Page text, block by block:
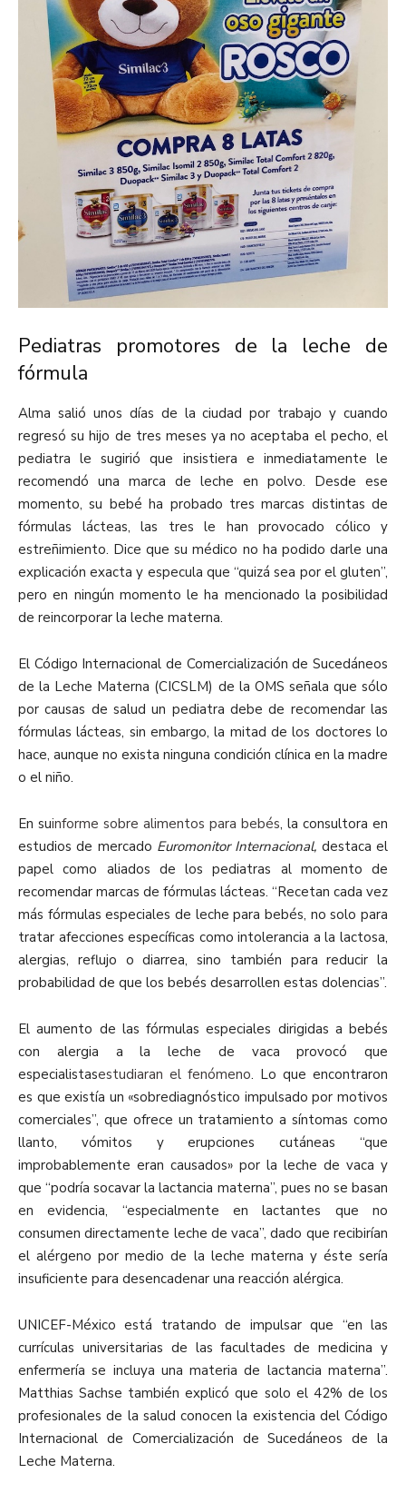
Pediatras promotores de la leche de
fórmula
Alma salió unos días de la ciudad por trabajo y cuando
regresó su hijo de tres meses ya no aceptaba el pecho, el
pediatra le sugirió que insistiera e inmediatamente le
recomendó una marca de leche en polvo. Desde ese
momento, su bebé ha probado tres marcas distintas de
fórmulas lácteas, las tres le han provocado cólico y
estreñimiento. Dice que su médico no ha podido darle una
explicación exacta y especula que “quizá sea por el gluten”,
pero en ningún momento le ha mencionado la posibilidad
de reincorporar la leche materna.
El Código Internacional de Comercialización de Sucedáneos
de la Leche Materna (CICSLM) de la OMS señala que sólo
por causas de salud un pediatra debe de recomendar las
fórmulas lácteas, sin embargo, la mitad de los doctores lo
hace, aunque no exista ninguna condición clínica en la madre
o el niño.
En suinforme sobre alimentos para bebés, la consultora en
estudios de mercado Euromonitor Internacional, destaca el
papel como aliados de los pediatras al momento de
recomendar marcas de fórmulas lácteas. “Recetan cada vez
más fórmulas especiales de leche para bebés, no solo para
tratar afecciones específicas como intolerancia a la lactosa,
alergias, reflujo o diarrea, sino también para reducir la
probabilidad de que los bebés desarrollen estas dolencias”.
El aumento de las fórmulas especiales dirigidas a bebés
con alergia a la leche de vaca provocó que
especialistasestudiaran el fenómeno. Lo que encontraron
es que existía un «sobrediagnóstico impulsado por motivos
comerciales”, que ofrece un tratamiento a síntomas como
llanto, vómitos y erupciones cutáneas “que
improbablemente eran causados» por la leche de vaca y
que “podría socavar la lactancia materna”, pues no se basan
en evidencia, “especialmente en lactantes que no
consumen directamente leche de vaca”, dado que recibirían
el alérgeno por medio de la leche materna y éste sería
insuficiente para desencadenar una reacción alérgica.
UNICEF-México está tratando de impulsar que “en las
currículas universitarias de las facultades de medicina y
enfermería se incluya una materia de lactancia materna”.
Matthias Sachse también explicó que solo el 42% de los
profesionales de la salud conocen la existencia del Código
Internacional de Comercialización de Sucedáneos de la
Leche Materna.